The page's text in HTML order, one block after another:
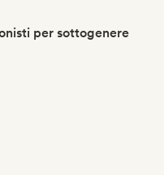
per sottogenere